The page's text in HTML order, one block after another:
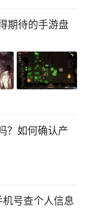
期待的手游盘
？如何确认产
号查个人信息